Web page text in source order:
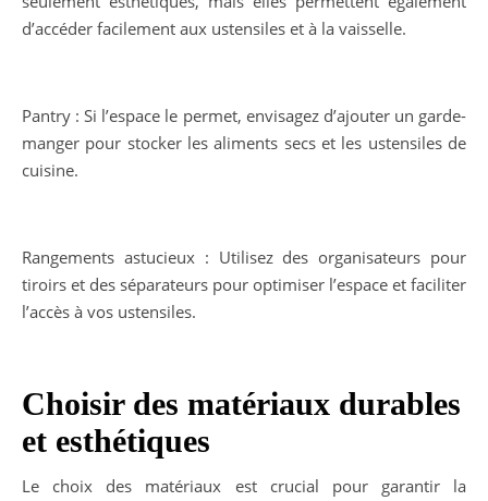
d’accéder facilement aux ustensiles et à la vaisselle.
Pantry : Si l’espace le permet, envisagez d’ajouter un garde-
manger pour stocker les aliments secs et les ustensiles de
cuisine.
Rangements astucieux : Utilisez des organisateurs pour
tiroirs et des séparateurs pour optimiser l’espace et faciliter
l’accès à vos ustensiles.
Choisir des matériaux durables
et esthétiques
Le choix des matériaux est crucial pour garantir la